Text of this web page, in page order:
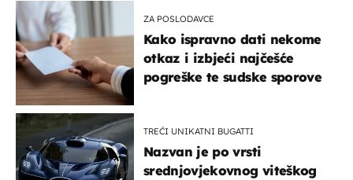
ZA POSLODAVCE
Kako ispravno dati nekome
otkaz i izbjeći najčešće
pogreške te sudske sporove
TREĆI UNIKATNI BUGATTI
Nazvan je po vrsti
srednjovjekovnog viteškog